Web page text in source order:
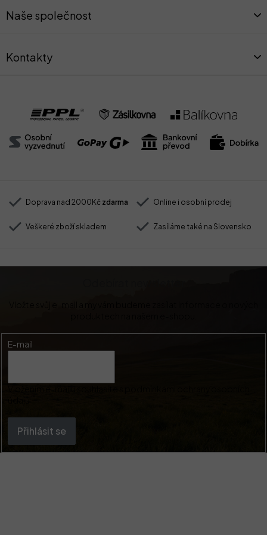
Naše společnost
Kontakty
Doprava nad 2000Kč zdarma Online i osobní prodej
Veškeré zboží skladem Zasíláme také na Slovensko
E-mail
Přihlásit se